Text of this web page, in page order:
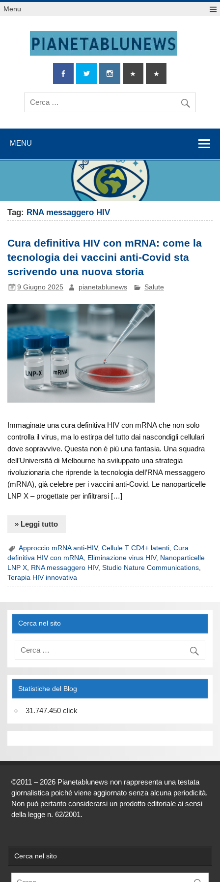
Salta
alMenu
MENU
Tag: RNA messaggero HIV
Cura definitiva HIV con mRNA: come la
tecnologia dei vaccini anti-Covid sta
scrivendo una nuova storia
9 Giugno 2025 pianetablunews Salute
Immaginate una cura definitiva HIV con mRNA che non solo
controlla il virus, ma lo estirpa del tutto dai nascondigli cellulari
dove sopravvive. Questa non è più una fantasia. Una squadra
dell’Università di Melbourne ha sviluppato una strategia
rivoluzionaria che riprende la tecnologia dell’RNA messaggero
(mRNA), già celebre per i vaccini anti-Covid. Le nanoparticelle
LNP X – progettate per infiltrarsi […]
» Leggi tutto
Approccio mRNA anti-HIV,Cellule T CD4+ latenti,Cura
definitiva HIV con mRNA, Eliminazione virus HIV, Nanoparticelle
LNP X, RNA messaggero HIV,Studio Nature Communications,
Terapia HIV innovativa
Cerca nel sito
Statistiche del Blog
31.747.450 click
©2011 – 2026 Pianetablunews non rappresenta una testata
giornalistica poiché viene aggiornato senza alcuna periodicità.
Non può pertanto considerarsi un prodotto editoriale ai sensi
della legge n. 62/2001.
Cerca nel sito